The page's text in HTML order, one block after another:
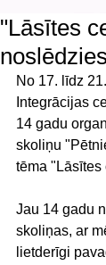
"Lāsītes
noslēdzies
No 17. līdz
Integrācijas
14 gadu
skoliņu
tēma "Lāsītes
Jau 14 gadu
skoliņas, ar
lietderīgi